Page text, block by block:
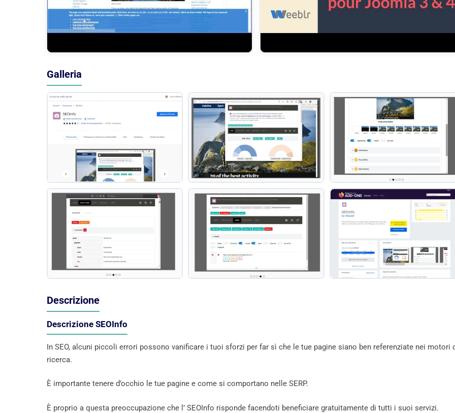
Galleria
Descrizione
Descrizione SEOInfo
In SEO, alcuni piccoli errori possono vanificare i tuoi sforzi per far sì che le tue pagine siano ben referenziate nei motori
ricerca.
È importante tenere d’occhio le tue pagine e come si comportano nelle SERP.
È proprio a questa preoccupazione che l’ SEOInfo risponde facendoti beneficiare gratuitamente di tutti i suoi servizi.